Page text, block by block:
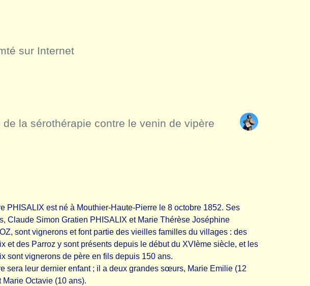
sur Internet
la sérothérapie contre le venin de vipère
PHISALIX est né à Mouthier-Haute-Pierre le 8 octobre 1852. Ses
Claude Simon Gratien PHISALIX et Marie Thérèse Joséphine
sont vignerons et font partie des vieilles familles du villages : des
et des Parroz y sont présents depuis le début du XVIème siècle, et les
sont vignerons de père en fils depuis 150 ans.
sera leur dernier enfant ; il a deux grandes sœurs, Marie Emilie (12
Marie Octavie (10 ans).